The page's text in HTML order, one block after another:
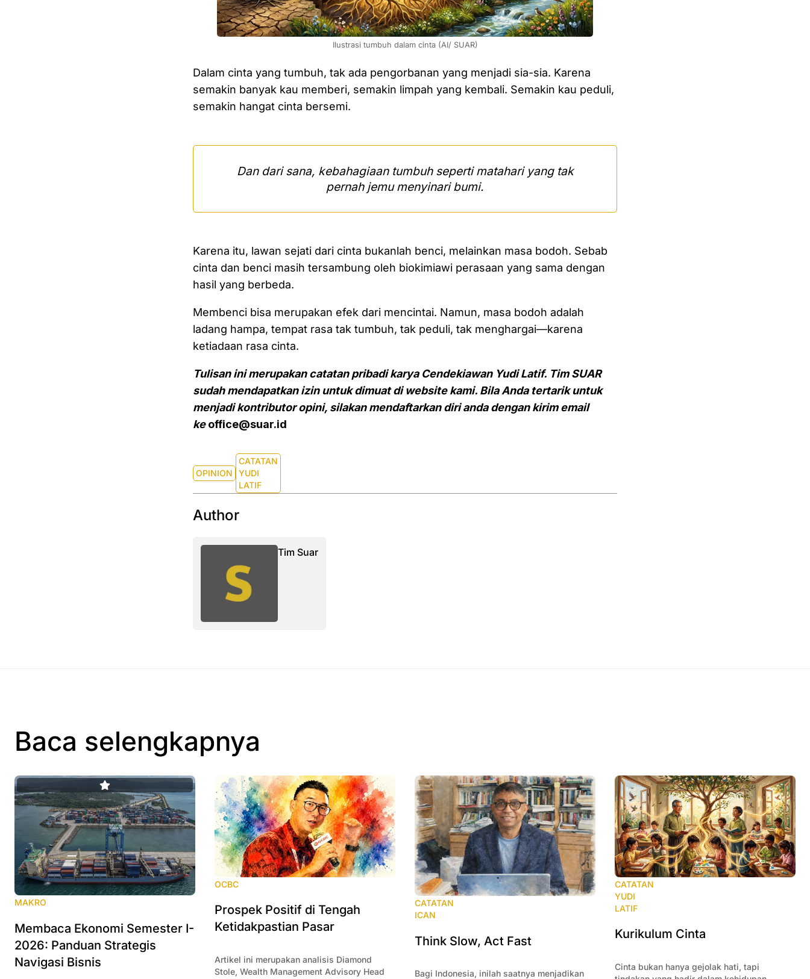
Ilustrasi tumbuh dalam cinta (AI/ SUAR)
Dalam cinta yang tumbuh, tak ada pengorbanan yang menjadi sia-sia. Karena
semakin banyak kau memberi, semakin limpah yang kembali. Semakin kau peduli,
semakin hangat cinta bersemi.
Dan dari sana, kebahagiaan tumbuh seperti matahari yang tak
pernah jemu menyinari bumi.
Karena itu, lawan sejati dari cinta bukanlah benci, melainkan masa bodoh. Sebab
cinta dan benci masih tersambung oleh biokimiawi perasaan yang sama dengan
hasil yang berbeda.
Membenci bisa merupakan efek dari mencintai. Namun, masa bodoh adalah
ladang hampa, tempat rasa tak tumbuh, tak peduli, tak menghargai—karena
ketiadaan rasa cinta.
Tulisan ini merupakan catatan pribadi karya Cendekiawan Yudi Latif. Tim SUAR
sudah mendapatkan izin untuk dimuat di website kami. Bila Anda tertarik untuk
menjadi kontributor opini, silakan mendaftarkan diri anda dengan kirim email
keoffice@suar.id
OPINION
CATATAN
YUDI
LATIF
Author
Tim Suar
Baca selengkapnya
MAKRO
Membaca Ekonomi Semester I-
2026: Panduan Strategis
Navigasi Bisnis
OCBC
Prospek Positif di Tengah
Ketidakpastian Pasar
Artikel ini merupakan analisis Diamond
Stole, Wealth Management Advisory Head
CATATAN
ICAN
Think Slow, Act Fast
Bagi Indonesia, inilah saatnya menjadikan
CATATAN
YUDI
LATIF
Kurikulum Cinta
Cinta bukan hanya gejolak hati, tapi